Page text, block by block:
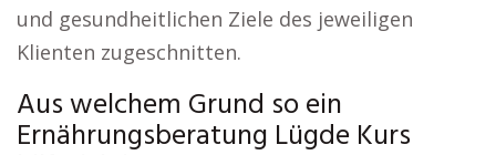
und gesundheitlichen Ziele des jeweiligen
Klienten zugeschnitten.
Aus welchem Grund so ein
Ernährungsberatung Lügde Kurs